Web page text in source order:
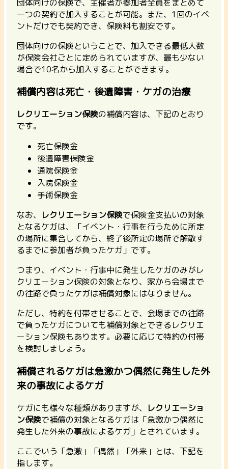
団体向けの保険で、主催者が参加者全員をまとめて
一つの契約で加入することが可能。また、1回のイベ
ントだけでも契約でき、保険料も割安です。
団体向けの保険ということで、加入できる最低人数
が保険会社ごとに定められていますが、最も少ない
場合で10名から加入することができます。
補償内容は死亡・後遺障害・ケガの治療
レクリエーション保険の補償内容は、下記のとおり
です。
死亡保険金
後遺障害保険金
通院保険金
入院保険金
手術保険金
なお、
レクリエーション保険で保険金支払いの対象
となるケガは、「イベント・行事を行うために所定
の場所に集合してから、終了後所定の場所で解散す
るまでに参加者が負ったケガ」です。
つまり、 イベント・行事中に発生したケガのみがレ
クリエーション保険の対象となり、家から会場まで
の往路で負ったケガは補償対象にはなりません。
ただし、特約を付帯させることで、会場までの往路
で負ったケガについても補償対象とできるレクリエ
ーション保険もあります。必要に応じて特約の付帯
を検討しましょう。
補償されるケガは急激かつ偶然に発生した外
来の事故によるケガ
ケガにも様々な種類がありますが、
レクリエーショ
ン保険で補償の対象となるケガは「急激かつ偶然に
発生した外来の事故によるケガ」とされています。
ここでいう「急激」「偶然」「外来」とは、下記を
指します。